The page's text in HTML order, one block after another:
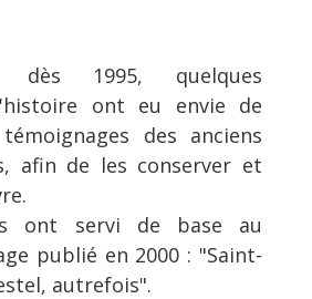
dès 1995, quelques
ont eu envie de
des anciens
afin de les conserver et
ont servi de base au
publié en 2000 : "Saint-
autrefois".